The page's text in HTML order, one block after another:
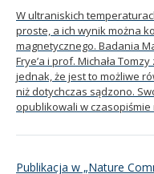
W ultraniskich
proste, a ich wynik można
magnetycznego. Badania
Frye’a i prof. Michała
jednak, że jest to możliwe
niż dotychczas sądzono.
opublikowali w czasopiśmie
Publikacja w „Nature